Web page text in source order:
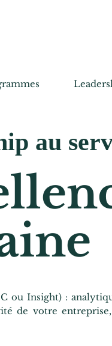
au
ou Insight) :
de votre entreprise,